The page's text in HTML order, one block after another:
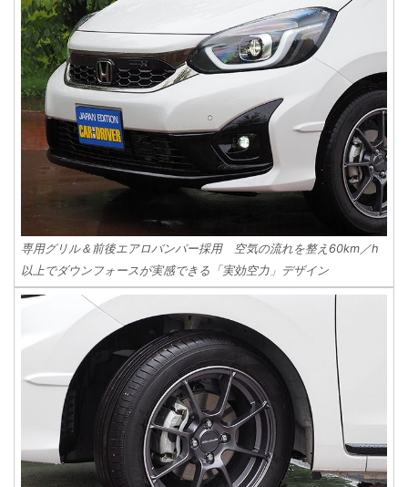
専用グリル＆前後エアロバンパー採用 空気の流れを整え60km／h
以上でダウンフォースが実感できる「実効空力」デザイン